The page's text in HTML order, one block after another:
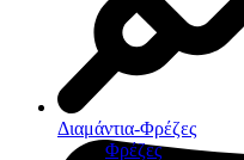
Διαμάντια-Φρέζες
Φρέζες